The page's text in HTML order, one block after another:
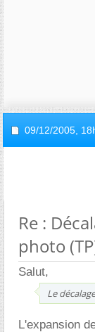
09/12/2005,
Re :
photo
Salut,
Le
L'expansion